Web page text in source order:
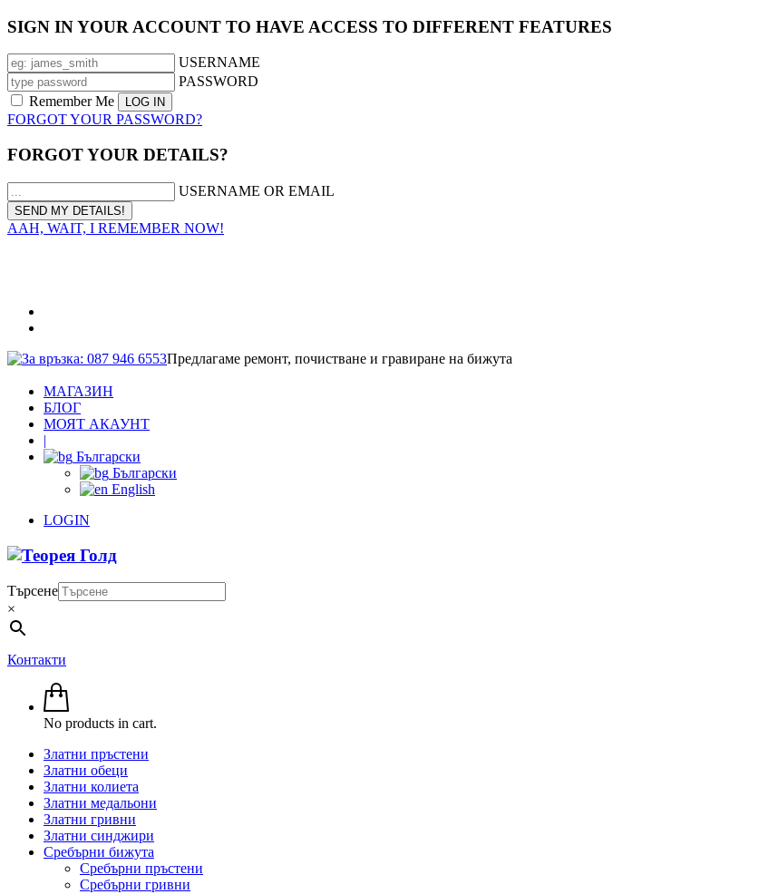
SIGN IN YOUR ACCOUNT TO HAVE ACCESS TO DIFFERENT FEATURES
USERNAME
PASSWORD
Remember Me
FORGOT YOUR PASSWORD?
FORGOT YOUR DETAILS?
USERNAME OR EMAIL
AAH, WAIT, I REMEMBER NOW!
За връзка: 087 946 6553Предлагаме ремонт, почистване и гравиране на бижута
МАГАЗИН
БЛОГ
МОЯТ АКАУНТ
|
Български
Български
English
LOGIN
Търсене
×
Контакти
No products in cart.
Златни пръстени
Златни обеци
Златни колиета
Златни медальони
Златни гривни
Златни синджири
Сребърни бижута
Сребърни пръстени
Сребърни гривни